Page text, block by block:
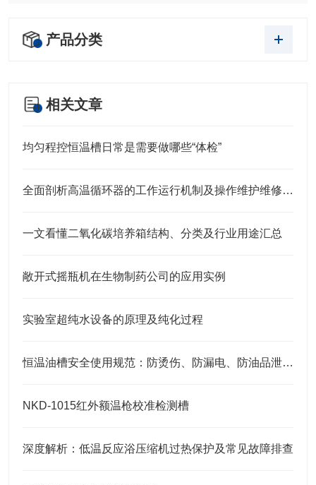
产品分类
相关文章
均匀程控恒温槽日常是需要做哪些“体检”
全面剖析高温循环器的工作运行机制及操作维护维修指南
一文看懂二氧化碳培养箱结构、分类及行业用途汇总
敞开式摇瓶机在生物制药公司的应用实例
实验室超纯水设备的原理及纯化过程
恒温油槽安全使用规范：防烫伤、防漏电、防油品泄漏的安全措施
NKD-1015红外额温枪校准检测槽
深度解析：低温反应浴压缩机过热保护及常见故障排查